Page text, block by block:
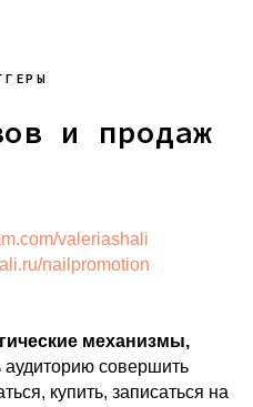
и продаж
valeriashali
nailpromotion
механизмы,
аудиторию совершить
купить, записаться на